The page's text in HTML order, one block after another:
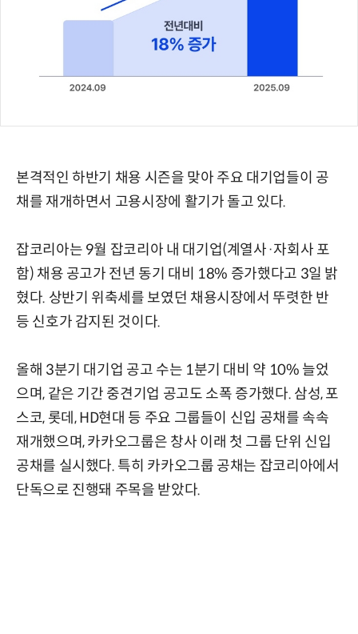
본격적인 하반기 채용 시즌을 맞아 주요 대기업들이 공
채를 재개하면서 고용시장에 활기가 돌고 있다.
잡코리아는 9월 잡코리아 내 대기업(계열사·자회사 포
함) 채용 공고가 전년 동기 대비 18% 증가했다고 3일 밝
혔다. 상반기 위축세를 보였던 채용시장에서 뚜렷한 반
등 신호가 감지된 것이다.
올해 3분기 대기업 공고 수는 1분기 대비 약 10% 늘었
으며, 같은 기간 중견기업 공고도 소폭 증가했다. 삼성, 포
스코, 롯데, HD현대 등 주요 그룹들이 신입 공채를 속속
재개했으며, 카카오그룹은 창사 이래 첫 그룹 단위 신입
공채를 실시했다. 특히 카카오그룹 공채는 잡코리아에서
단독으로 진행돼 주목을 받았다.